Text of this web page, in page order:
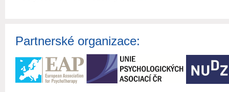
Partnerské organizace: